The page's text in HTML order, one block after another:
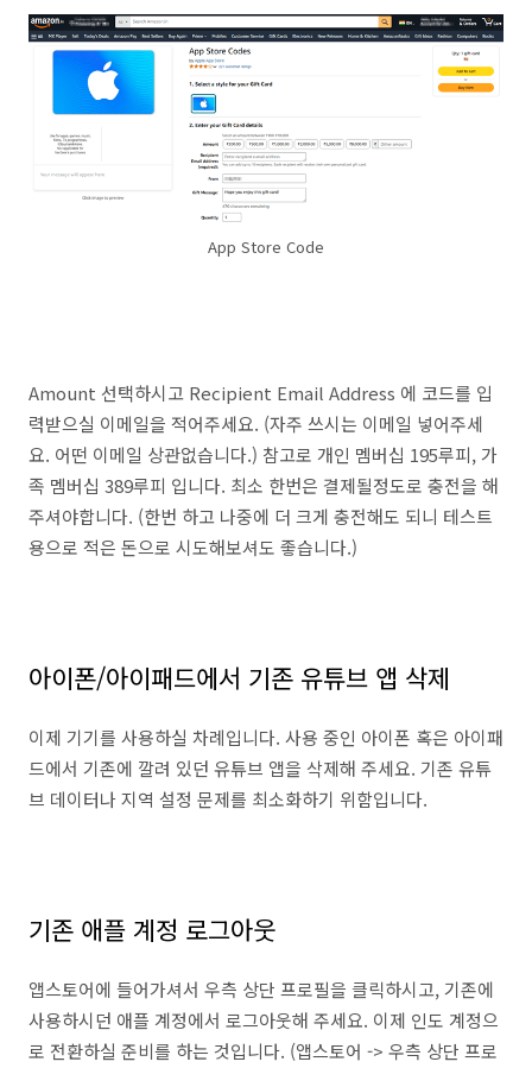
App Store Code
Amount 선택하시고 Recipient Email Address 에 코드를 입
력받으실 이메일을 적어주세요. (자주 쓰시는 이메일 넣어주세
요. 어떤 이메일 상관없습니다.) 참고로 개인 멤버십 195루피, 가
족 멤버십 389루피 입니다. 최소 한번은 결제될정도로 충전을 해
주셔야합니다. (한번 하고 나중에 더 크게 충전해도 되니 테스트
용으로 적은 돈으로 시도해보셔도 좋습니다.)
아이폰/아이패드에서 기존 유튜브 앱 삭제
이제 기기를 사용하실 차례입니다. 사용 중인 아이폰 혹은 아이패
드에서 기존에 깔려 있던 유튜브 앱을 삭제해 주세요. 기존 유튜
브 데이터나 지역 설정 문제를 최소화하기 위함입니다.
기존 애플 계정 로그아웃
앱스토어에 들어가셔서 우측 상단 프로필을 클릭하시고, 기존에
사용하시던 애플 계정에서 로그아웃해 주세요. 이제 인도 계정으
로 전환하실 준비를 하는 것입니다. (앱스토어 -> 우측 상단 프로